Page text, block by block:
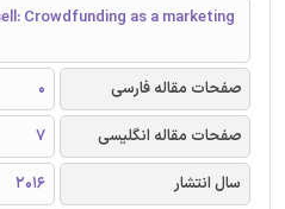
Crowdfunding as a marketing
صفحات مقاله فارسی
0
صفحات مقاله انگلیسی
7
سال انتشار
2016